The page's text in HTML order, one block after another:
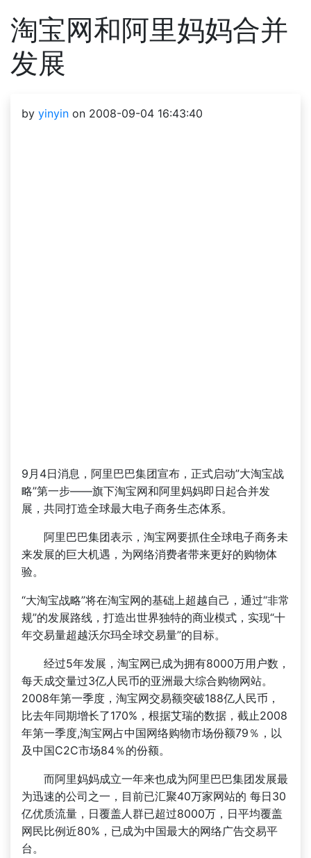
淘宝网和阿里妈妈合并
发展
by yinyin on 2008-09-04 16:43:40
9月4日消息，阿里巴巴集团宣布，正式启动”大淘宝战
略”第一步——旗下淘宝网和阿里妈妈即日起合并发
展，共同打造全球最大电子商务生态体系。
阿里巴巴集团表示，淘宝网要抓住全球电子商务未
来发展的巨大机遇，为网络消费者带来更好的购物体
验。
“大淘宝战略”将在淘宝网的基础上超越自己，通过“非常
规”的发展路线，打造出世界独特的商业模式，实现“十
年交易量超越沃尔玛全球交易量”的目标。
经过5年发展，淘宝网已成为拥有8000万用户数，
每天成交量过3亿人民币的亚洲最大综合购物网站。
2008年第一季度，淘宝网交易额突破188亿人民币，
比去年同期增长了170%，根据艾瑞的数据，截止2008
年第一季度,淘宝网占中国网络购物市场份额79％，以
及中国C2C市场84％的份额。
而阿里妈妈成立一年来也成为阿里巴巴集团发展最
为迅速的公司之一，目前已汇聚40万家网站的 每日30
亿优质流量，日覆盖人群已超过8000万，日平均覆盖
网民比例近80%，已成为中国最大的网络广告交易平
台。